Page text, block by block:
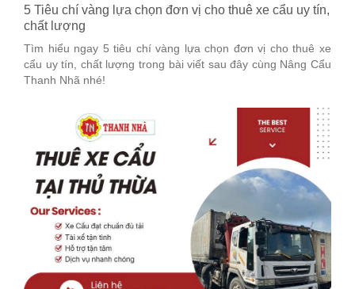
5 Tiêu chí vàng lựa chọn đơn vị cho thuê xe cẩu uy tín,
chất lượng
Tìm hiểu ngay 5 tiêu chí vàng lựa chọn đơn vị cho thuê xe
cẩu uy tín, chất lượng trong bài viết sau đây cùng Nâng Cẩu
Thanh Nhã nhé!